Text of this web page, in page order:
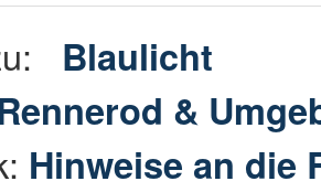
Blaulicht
&
Hinweise an die